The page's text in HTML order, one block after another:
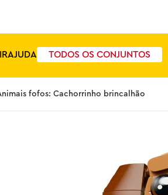
AJUDA TODOS OS CONJUNTOS
fofos: Cachorrinho brincalhão